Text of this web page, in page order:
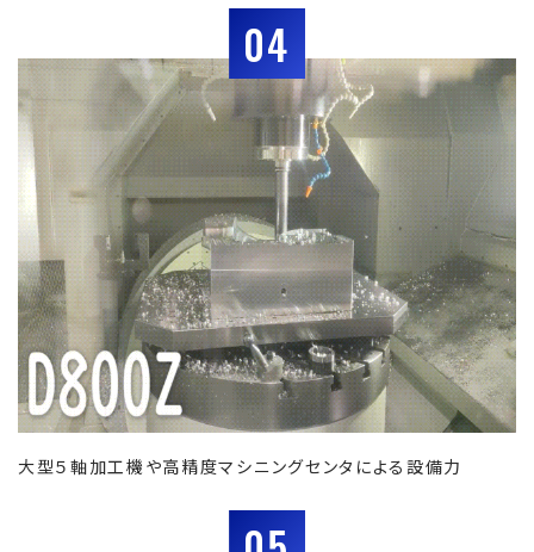
04
大型５軸加工機や高精度マシニングセンタによる設備力